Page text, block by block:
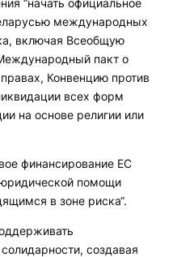
международных
включая Всеобщую
пакт о
Конвенцию против
всех форм
на основе религии или
финансирование ЕС
юридической помощи
в зоне риска“.
создавая